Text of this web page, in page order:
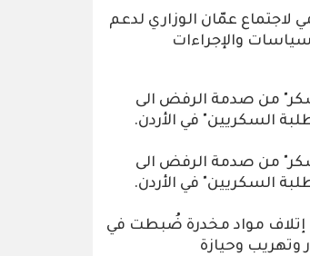
لاجتماع عمّان الوزاري لدعم
والإجراءات
من صدمة الرفض الى
السكريين" في الأردن.
من صدمة الرفض الى
السكريين" في الأردن.
إتلاف مواد مخدرة ضُبطت في